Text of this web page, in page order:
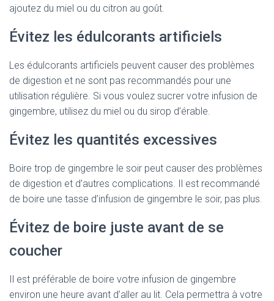
ajoutez du miel ou du citron au goût.
Évitez les édulcorants artificiels
Les édulcorants artificiels peuvent causer des problèmes
de digestion et ne sont pas recommandés pour une
utilisation régulière. Si vous voulez sucrer votre infusion de
gingembre, utilisez du miel ou du sirop d’érable.
Évitez les quantités excessives
Boire trop de gingembre le soir peut causer des problèmes
de digestion et d’autres complications. Il est recommandé
de boire une tasse d’infusion de gingembre le soir, pas plus.
Évitez de boire juste avant de se
coucher
Il est préférable de boire votre infusion de gingembre
environ une heure avant d’aller au lit. Cela permettra à votre